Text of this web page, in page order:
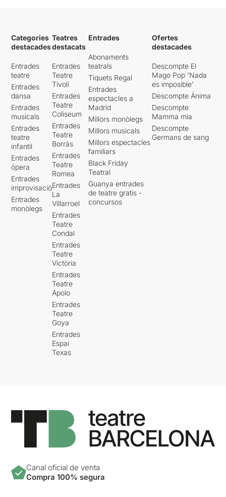
Categories
destacades
Entrades
teatre
Entrades
dansa
Entrades
musicals
Entrades
teatre
infantil
Entrades
òpera
Entrades
improvisació
Entrades
monòlegs
Teatres
destacats
Entrades
Teatre
Tívoli
Entrades
Teatre
Coliseum
Entrades
Teatre
Borràs
Entrades
Teatre
Romea
Entrades
La
Villarroel
Entrades
Teatre
Condal
Entrades
Teatre
Victòria
Entrades
Teatre
Apolo
Entrades
Teatre
Goya
Entrades
Espai
Texas
Entrades
Abonaments
teatrals
Tiquets Regal
Entrades
espectacles a
Madrid
Millors monòlegs
Millors musicals
Millors espectacles
familiars
Black Friday
Teatral
Guanya entrades
de teatre gratis -
concursos
Ofertes
destacades
Descompte El
Mago Pop 'Nada
es imposible'
Descompte Ànima
Descompte
Mamma mia
Descompte
Germans de sang
Canal oficial de venta
Compra 100% segura